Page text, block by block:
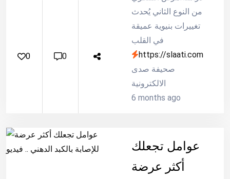
0 0
من النوع الثاني يُحدث
تغييرات بنيوية عميقة
في القلب
https://slaati.com
صحيفة صدى
الالكترونية
6 months ago
عوامل تجعلك
أكثر عرضة